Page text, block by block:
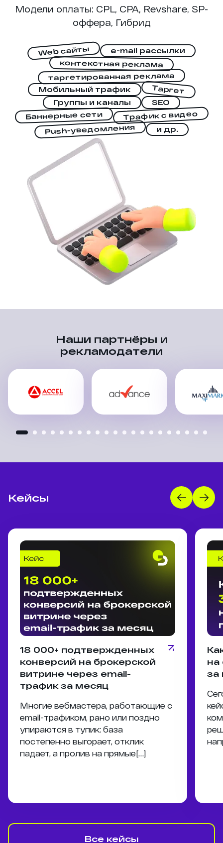
Модели оплаты: CPL, CPA, Revshare, SP-
оффера, Гибрид
Web сайты e-mail рассылки
контекстная реклама
таргетированная реклама
Мобильный трафик Таргет
Группы и каналы SEO
Баннерные сети Трафик с видео
Push-уведомления и др.
Наши партнёры и
рекламодатели
Кейсы
18 000+ подтвержденных
конверсий на брокерской
витрине через email-
трафик за месяц
Многие вебмастера, работающие с
email-трафиком, рано или поздно
упираются в тупик: база
постепенно выгорает, отклик
падает, а пролив на прямые[…]
на
за
Все кейсы